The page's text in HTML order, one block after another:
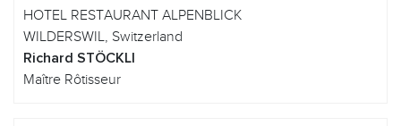
HOTEL RESTAURANT ALPENBLICK
WILDERSWIL, Switzerland
Richard STÖCKLI
Maître Rôtisseur